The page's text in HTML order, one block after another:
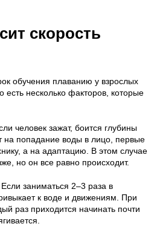
скорость
обучения плаванию у взрослых
есть несколько факторов, которые
человек зажат, боится глубины
на попадание воды в лицо, первые
а на адаптацию. В этом случае
но он все равно происходит.
заниматься 2–3 раза в
к воде и движениям. При
раз приходится начинать почти